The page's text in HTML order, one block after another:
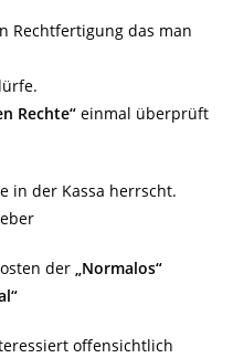
Rechtfertigung das man
Rechte“ einmal überprüft
in der Kassa herrscht.
der „Normalos“
offensichtlich